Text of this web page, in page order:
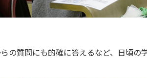
質問にも的確に答えるなど、日頃の